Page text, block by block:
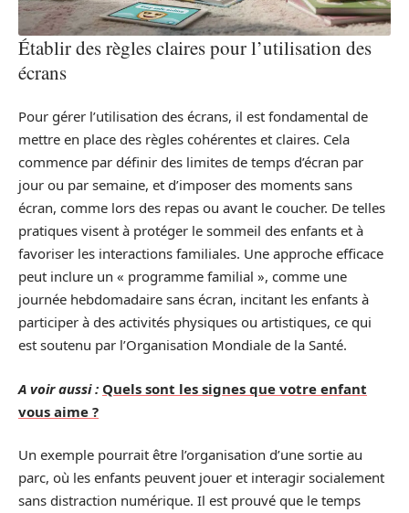
Établir des règles claires pour l’utilisation des
écrans
Pour gérer l’utilisation des écrans, il est fondamental de
mettre en place des règles cohérentes et claires. Cela
commence par définir des limites de temps d’écran par
jour ou par semaine, et d’imposer des moments sans
écran, comme lors des repas ou avant le coucher. De telles
pratiques visent à protéger le sommeil des enfants et à
favoriser les interactions familiales. Une approche efficace
peut inclure un « programme familial », comme une
journée hebdomadaire sans écran, incitant les enfants à
participer à des activités physiques ou artistiques, ce qui
est soutenu par l’Organisation Mondiale de la Santé.
A voir aussi : Quels sont les signes que votre enfant
vous aime ?
Un exemple pourrait être l’organisation d’une sortie au
parc, où les enfants peuvent jouer et interagir socialement
sans distraction numérique. Il est prouvé que le temps